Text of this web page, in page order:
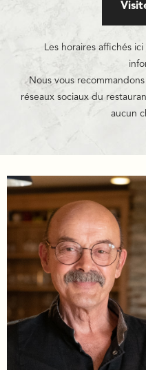
Les horaires affichés
Nous vous
réseaux sociaux du
aucun